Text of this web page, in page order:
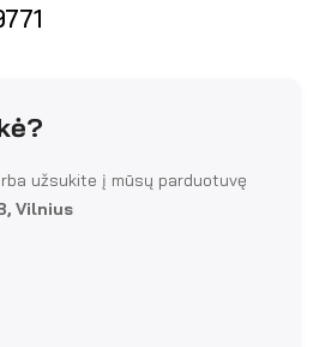
užsukite į mūsų parduotuvę
Vilnius